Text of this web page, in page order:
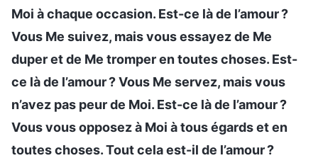
Moi à chaque occasion. Est-ce là de l’amour ?
Vous Me suivez, mais vous essayez de Me
duper et de Me tromper en toutes choses. Est-
ce là de l’amour ? Vous Me servez, mais vous
n’avez pas peur de Moi. Est-ce là de l’amour ?
Vous vous opposez à Moi à tous égards et en
toutes choses. Tout cela est-il de l’amour ?